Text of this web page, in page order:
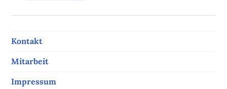
A
r
s
s
Kontakt
Mitarbeit
Impressum